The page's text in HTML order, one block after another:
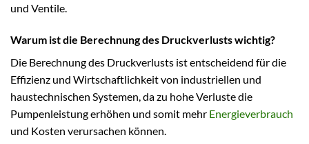
und Ventile.
Warum ist die Berechnung des Druckverlusts wichtig?
Die Berechnung des Druckverlusts ist entscheidend für die
Effizienz und Wirtschaftlichkeit von industriellen und
haustechnischen Systemen, da zu hohe Verluste die
Pumpenleistung erhöhen und somit mehr Energieverbrauch
und Kosten verursachen können.